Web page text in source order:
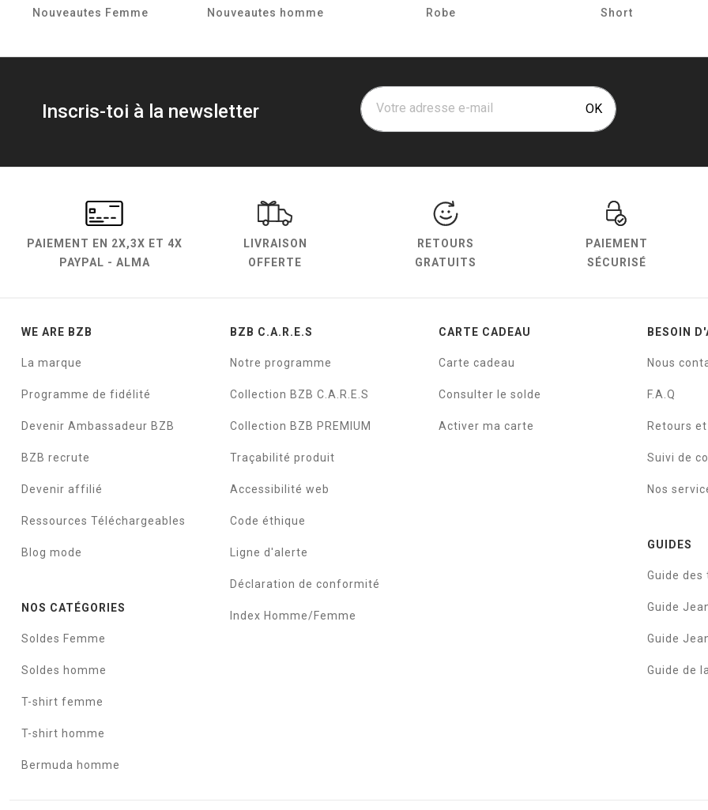
Nouveautes Femme Nouveautes homme Robe Short
Inscris-toi à la newsletter Votre adresse e-mail OK
PAIEMENT EN 2X,3X ET 4X
PAYPAL - ALMA
LIVRAISON
OFFERTE
RETOURS
GRATUITS
PAIEMENT
SÉCURISÉ
WE ARE BZB
La marque
Programme de fidélité
Devenir Ambassadeur BZB
BZB recrute
Devenir affilié
Ressources Téléchargeables
Blog mode
NOS CATÉGORIES
Soldes Femme
Soldes homme
T-shirt femme
T-shirt homme
Bermuda homme
BZB C.A.R.E.S
Notre programme
Collection BZB C.A.R.E.S
Collection BZB PREMIUM
Traçabilité produit
Accessibilité web
Code éthique
Ligne d'alerte
Déclaration de conformité
Index Homme/Femme
CARTE CADEAU
Carte cadeau
Consulter le solde
Activer ma carte
BESOIN
Nous
F.A.Q
Retours
Suivi de
Nos
GUIDES
Guide des
Guide
Guide
Guide de